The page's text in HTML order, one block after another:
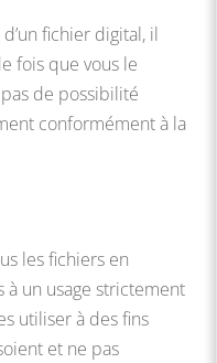
d’un fichier digital, il
fois que vous le
pas de possibilité
conformément à la
les fichiers en
un usage strictement
utiliser à des fins
et ne pas